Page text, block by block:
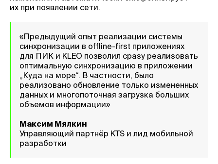
их при появлении сети.
«Предыдущий опыт реализации системы
синхронизации в offline-first приложениях
для ПИК и KLEO позволил сразу реализовать
оптимальную синхронизацию в приложении
„Куда на море“. В частности, было
реализовано обновление только измененных
данных и многопоточная загрузка больших
объемов информации»
Максим Мялкин
Управляющий партнёр KTS и лид мобильной
разработки